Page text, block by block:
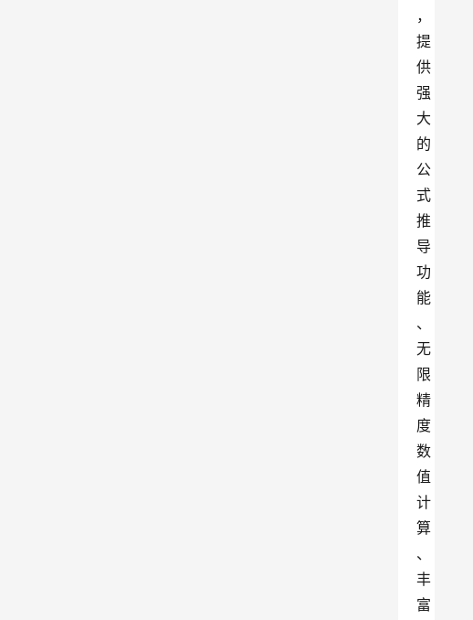
，
提
供
强
大
的
公
式
推
导
功
能
、
无
限
精
度
数
值
计
算
、
丰
富